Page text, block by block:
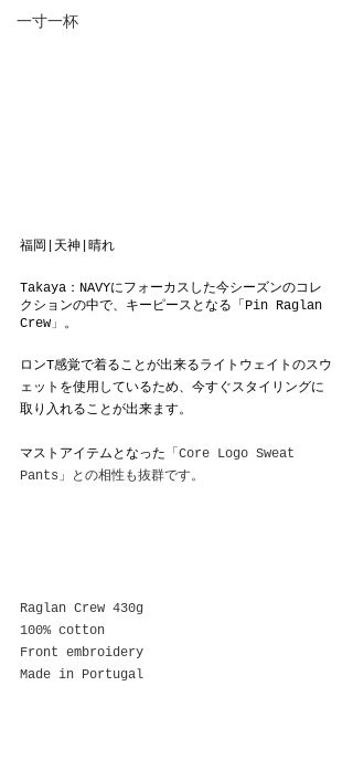
一寸一杯
福岡|天神|晴れ
Takaya：NAVYにフォーカスした今シーズンのコレ
クションの中で、キーピースとなる「Pin Raglan
Crew 」 。
ロンT感覚で着ることが出来るライトウェイトのスウ
ェットを使用しているため、今すぐスタイリングに
取り入れることが出来ます。
マストアイテムとなった 「Core Logo Sweat
Pants」との相性も抜群です。
Raglan Crew 430g
100% cotton
Front embroidery
Made in Portugal